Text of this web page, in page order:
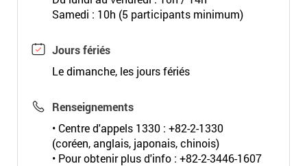
Samedi : 10h (5 participants minimum)
Jours fériés
Le dimanche, les jours fériés
Renseignements
• Centre d'appels 1330 : +82-2-1330
(coréen, anglais, japonais, chinois)
• Pour obtenir plus d'info : +82-2-3446-1607